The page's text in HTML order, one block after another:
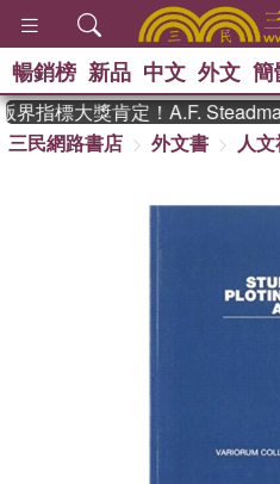
熱搜
偉大
暢銷榜 新品 中文 外文 簡
指標大獎肯定！A.F.
三民網路書店
外文書 人